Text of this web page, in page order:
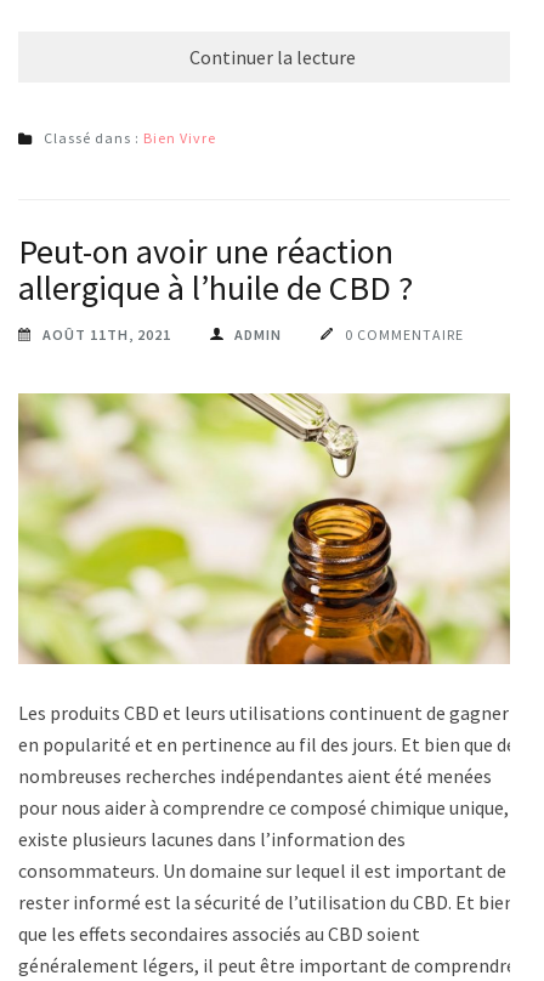
Continuer la lecture
Classé dans : Bien Vivre
Peut-on avoir une réaction
allergique à l’huile de CBD ?
AOÛT 11TH, 2021 ADMIN 0 COMMENTAIRE
Les produits CBD et leurs utilisations continuent de gagner
en popularité et en pertinence au fil des jours. Et bien que de
nombreuses recherches indépendantes aient été menées
pour nous aider à comprendre ce composé chimique unique, il
existe plusieurs lacunes dans l’information des
consommateurs. Un domaine sur lequel il est important de
rester informé est la sécurité de l’utilisation du CBD. Et bien
que les effets secondaires associés au CBD soient
généralement légers, il peut être important de comprendre